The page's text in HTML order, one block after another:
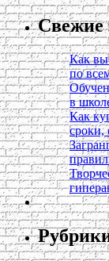
Свежие
Как
по
в
Как
сроки,